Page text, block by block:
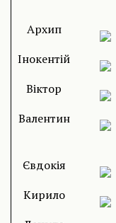
Архип
Інокентій
Віктор
Валентин
Євдокія
Кирило